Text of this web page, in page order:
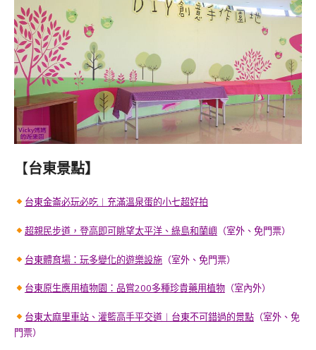
【台東景點】
台東金崙必玩必吃︱充滿溫泉蛋的小七超好拍
超親民步道，登高即可眺望太平洋、綠島和蘭嶼（室外、免門票）
台東體育場：玩多變化的遊樂設施（室外、免門票）
台東原生應用植物園：品嘗200多種珍貴藥用植物（室內外）
台東太麻里車站、灌籃高手平交道︱台東不可錯過的景點（室外、免
門票）